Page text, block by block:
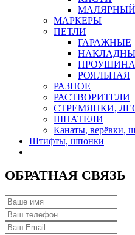
МАРКЕРЫ
ПЕТЛИ
ГАРАЖНЫЕ
ПРОУШИНА
РОЯЛЬНАЯ
РАЗНОЕ
РАСТВОРИТЕЛИ
СТРЕМЯНКИ,
ШПАТЕЛИ
Канаты, верёвки,
Штифты, шпонки
ОБРАТНАЯ СВЯЗЬ